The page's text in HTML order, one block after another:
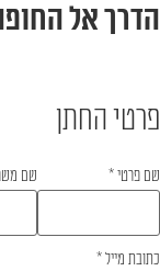
הדרך אל
פרטי החתן
שם פרטי* שם
כתובת מייל*